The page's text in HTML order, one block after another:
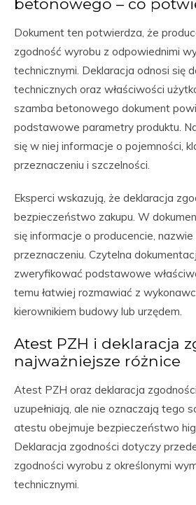
Dokument ten potwierdza, że
zgodność wyrobu z odpowiednimi
technicznymi. Deklaracja odnosi się
technicznych oraz właściwości
szamba betonowego dokument
podstawowe parametry produktu.
się w niej informacje o pojemności,
przeznaczeniu i szczelności.
Eksperci wskazują, że deklaracja
bezpieczeństwo zakupu. W
się informacje o producencie,
przeznaczeniu. Czytelna
zweryfikować podstawowe
temu łatwiej rozmawiać z
kierownikiem budowy lub urzędem.
Atest PZH i deklaracja
najważniejsze różnice
Atest PZH oraz deklaracja
uzupełniają, ale nie oznaczają tego
atestu obejmuje bezpieczeństwo
Deklaracja zgodności dotyczy
zgodności wyrobu z określonymi
technicznymi.